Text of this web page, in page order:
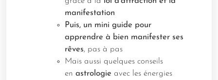
manifestation
Puis, un mini guide pour
apprendre à bien manifester ses
rêves, pas à pas
Mais aussi quelques conseils
enastrologie avec les énergies